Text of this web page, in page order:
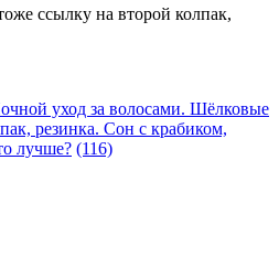
ссылку на второй колпак,
уход за волосами. Шёлковые
резинка. Сон с крабиком,
лучше? (116)